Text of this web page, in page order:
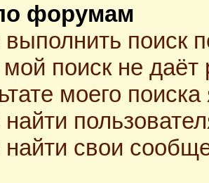
форумам
выполнить
поиск не даёт
моего
найти свои